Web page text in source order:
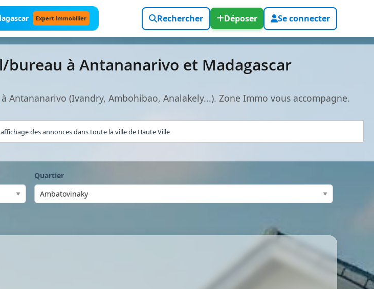
Expert immobilier Rechercher Déposer Se connecter
à Antananarivo et Madagascar
(Ivandry, Ambohibao, Analakely...). Zone Immo vous accompagne.
des annonces dans toute la ville de Haute Ville
Quartier